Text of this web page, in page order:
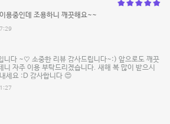
용중인데 조용하니 깨끗해요~~
니다 ~♡ 소중한 리뷰 감사드립니다~:) 앞으로도 깨끗
니 자주 이용 부탁드리겠습니다. 새해 복 많이 받으시
세요 :D 감사합니다 😍